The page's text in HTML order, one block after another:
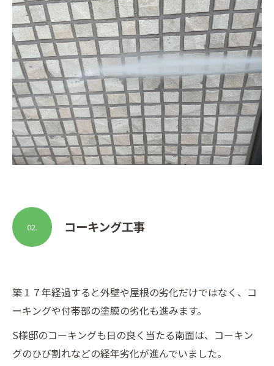
コーキング工事
02.
築１７年経過すると外壁や屋根の劣化だけではなく、コ
ーキングや付帯部の塗膜の劣化も進みます。
S様邸のコーキングも日の良く当たる南面は、コーキン
グのひび割れなどの経年劣化が進んでいました。